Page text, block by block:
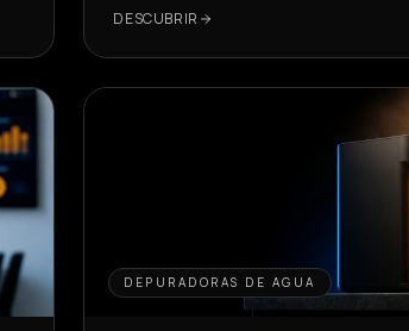
DESCUBRIR
DEPURADORAS DE AGUA